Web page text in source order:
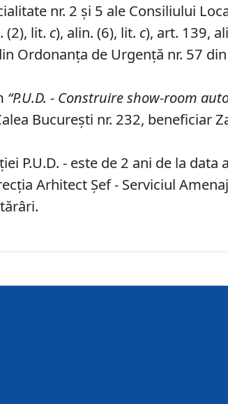
nr. 2 și 5 ale Consiliului
(2), lit. c), alin. (6), lit. c), art. 139,
Ordonanța de Urgență nr. 57
“P.U.D. - Construire show-room
Bucureşti nr. 232, beneficiar
P.U.D. - este de 2 ani de la data
Arhitect Şef - Serviciul